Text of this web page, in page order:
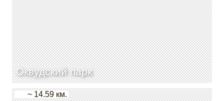
Оквудский парк
~ 14.59 км.